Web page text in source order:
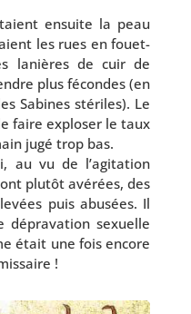
ensuite la peau
les rues en fouet­
lanières de cuir de
plus fécondes (en
Sabines sté­riles). Le
faire explo­ser le taux
jugé trop bas.
au vu de l’a­gi­ta­tion
plu­tôt avé­rées, des
puis abu­sées. Il
dépra­va­tion sexuelle
était une fois encore
!